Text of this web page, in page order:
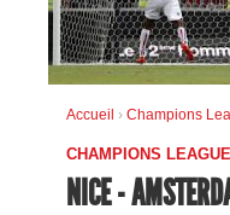
Accueil › Champions
CHAMPIONS LEAGUE
NICE -